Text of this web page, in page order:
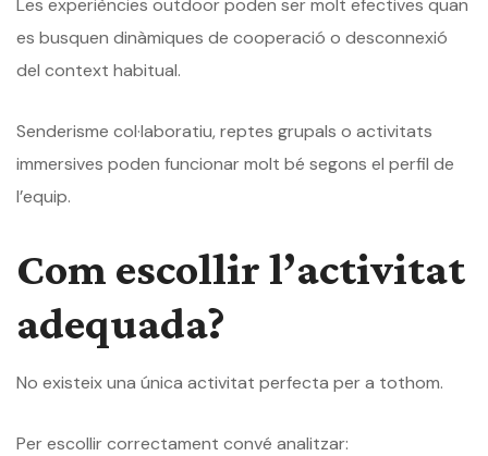
es busquen dinàmiques de cooperació o desconnexió
del context habitual.
Senderisme col·laboratiu, reptes grupals o activitats
immersives poden funcionar molt bé segons el perfil de
l’equip.
Com escollir l’activitat
adequada?
No existeix una única activitat perfecta per a tothom.
Per escollir correctament convé analitzar: